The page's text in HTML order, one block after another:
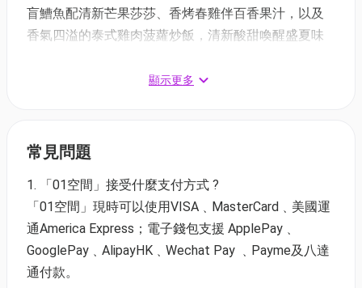
盲鰽魚配清新芒果莎莎、香烤春雞伴百香果汁，以及
香氣四溢的泰式雞肉菠蘿炒飯，清新酸甜喚醒盛夏味
槤雞煲及榴槤薄餅，鹹甜交織，同場更有即製榴槤窩
席烹調區及環球美饌，更有精緻的自家製迷你蛋糕為
今個盛夏一同締造難忘夏日回憶。
香港富麗敦海洋公園酒店自助餐 | 限時72折起
(1) 星耀廳自助早餐 | 適用於星期一至日 07:00-10:30
價錢：$310 | 原價：$426.8 | 72折
顯示更多
常見問題
1. 「01空間」接受什麼支付方式 ?
「01空間」現時可以使用VISA﹑MasterCard﹑美國運
通America Express；電子錢包支援 ApplePay﹑
GooglePay﹑AlipayHK﹑Wechat Pay ﹑Payme及八達
通付款。